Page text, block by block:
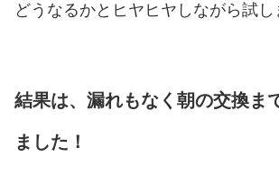
どうなるかとヒヤヒヤしながら試
結果は、漏れもなく朝の交換ま
ました！